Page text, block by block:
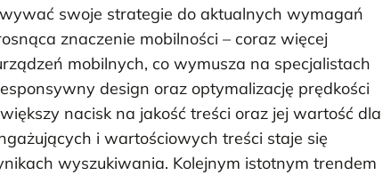
swoje strategie do aktualnych wymagań
znaczenie mobilności – coraz więcej
mobilnych, co wymusza na specjalistach
design oraz optymalizację prędkości
nacisk na jakość treści oraz jej wartość dla
i wartościowych treści staje się
wyszukiwania. Kolejnym istotnym trendem